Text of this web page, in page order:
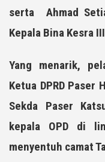
serta Ahmad
Kepala Bina Kesra
Yang menarik,
Ketua DPRD Paser
Sekda Paser
kepala OPD di
menyentuh camat